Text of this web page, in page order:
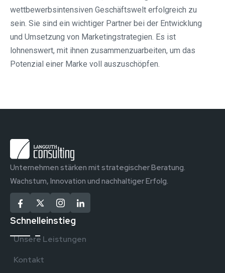
wettbewerbsintensiven Geschäftswelt erfolgreich zu
sein. Sie sind ein wichtiger Partner bei der Entwicklung
und Umsetzung von Marketingstrategien. Es ist
lohnenswert, mit ihnen zusammenzuarbeiten, um das
Potenzial einer Marke voll auszuschöpfen.
Unternehmen stärken mit strategischer Beratung.
Wachstum, Innovation und nachhaltiger Erfolg.
Schnelleinstieg
Unsere Leistungen
Kontakt